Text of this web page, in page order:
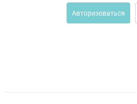
Авторизоваться